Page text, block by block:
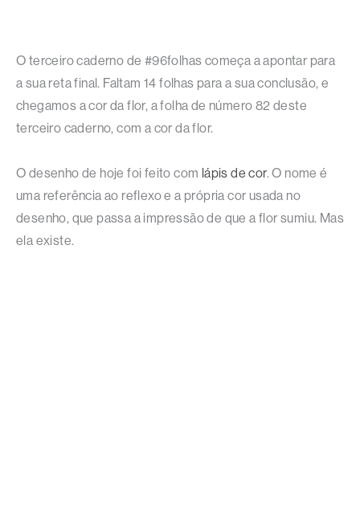
O terceiro caderno de #96folhas começa a apontar para
a sua reta final. Faltam 14 folhas para a sua conclusão, e
chegamos a cor da flor, a folha de número 82 deste
terceiro caderno, com a cor da flor.
O desenho de hoje foi feito com lápis de cor. O nome é
uma referência ao reflexo e a própria cor usada no
desenho, que passa a impressão de que a flor sumiu. Mas
ela existe.